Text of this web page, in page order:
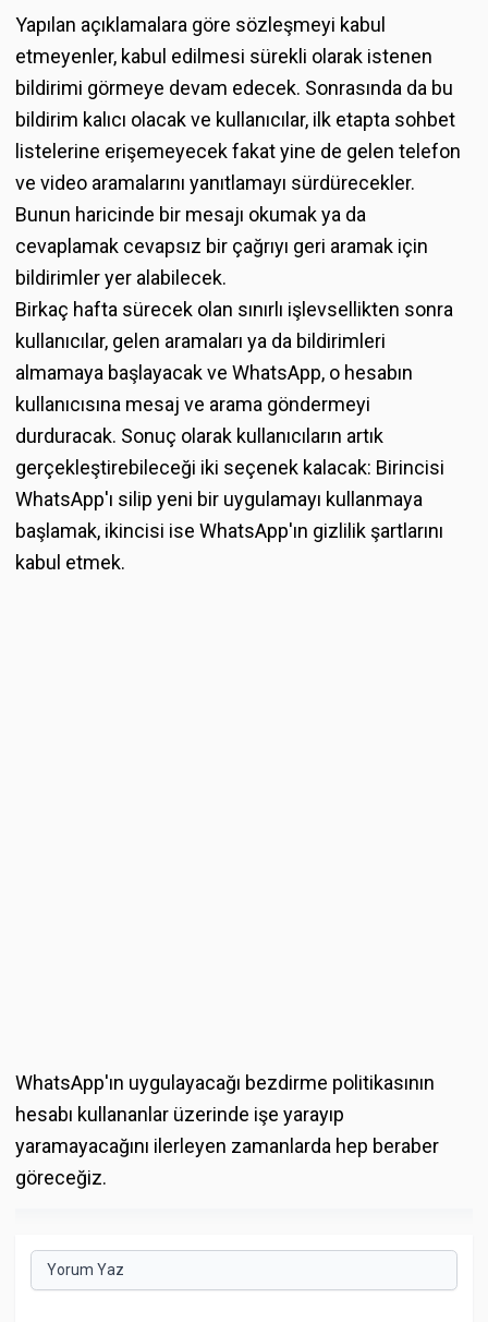
Yapılan açıklamalara göre sözleşmeyi kabul
etmeyenler, kabul edilmesi sürekli olarak istenen
bildirimi görmeye devam edecek. Sonrasında da bu
bildirim kalıcı olacak ve kullanıcılar, ilk etapta sohbet
listelerine erişemeyecek fakat yine de gelen telefon
ve video aramalarını yanıtlamayı sürdürecekler.
Bunun haricinde bir mesajı okumak ya da
cevaplamak cevapsız bir çağrıyı geri aramak için
bildirimler yer alabilecek.
Birkaç hafta sürecek olan sınırlı işlevsellikten sonra
kullanıcılar, gelen aramaları ya da bildirimleri
almamaya başlayacak ve WhatsApp, o hesabın
kullanıcısına mesaj ve arama göndermeyi
durduracak. Sonuç olarak kullanıcıların artık
gerçekleştirebileceği iki seçenek kalacak: Birincisi
WhatsApp'ı silip yeni bir uygulamayı kullanmaya
başlamak, ikincisi ise WhatsApp'ın gizlilik şartlarını
kabul etmek.
WhatsApp'ın uygulayacağı bezdirme politikasının
hesabı kullananlar üzerinde işe yarayıp
yaramayacağını ilerleyen zamanlarda hep beraber
göreceğiz.
Yorum Yaz